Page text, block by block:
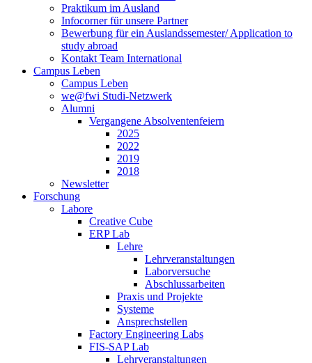
Praktikum im Ausland
Infocorner für unsere Partner
Bewerbung für ein Auslandssemester/ Application to
study abroad
Kontakt Team International
Campus Leben
Campus Leben
we@fwi Studi-Netzwerk
Alumni
Vergangene Absolventenfeiern
2025
2022
2019
2018
Newsletter
Forschung
Labore
Creative Cube
ERP Lab
Lehre
Lehrveranstaltungen
Laborversuche
Abschlussarbeiten
Praxis und Projekte
Systeme
Ansprechstellen
Factory Engineering Labs
FIS-SAP Lab
Lehrveranstaltungen